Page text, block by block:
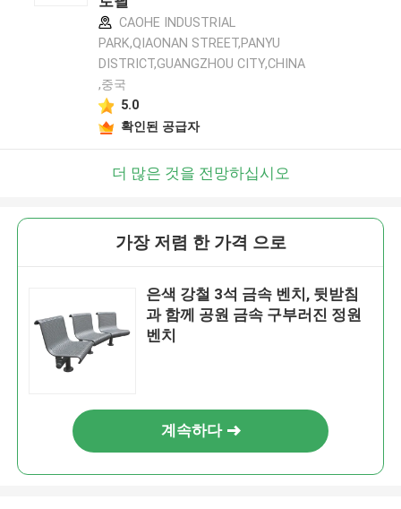
CAOHE INDUSTRIAL
PARK,QIAONAN STREET,PANYU
DISTRICT,GUANGZHOU CITY,CHINA
,중국
5.0
확인된 공급자
더 많은 것을 전망하십시오
가장 저렴 한 가격 으로
은색 강철 3석 금속 벤치, 뒷받침
과 함께 공원 금속 구부러진 정원
벤치
계속하다